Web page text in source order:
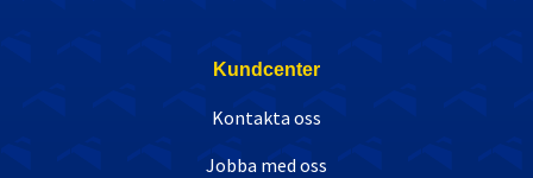
Kundcenter
Kontakta oss
Jobba med oss